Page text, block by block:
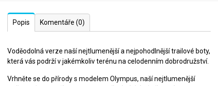
Popis Komentáře (0)
Voděodolná verze naší nejtlumenější a nejpohodlnější trailové boty,
která vás podrží v jakémkoliv terénu na celodenním dobrodružství.
Vrhněte se do přírody s modelem Olympus, naší nejtlumenější